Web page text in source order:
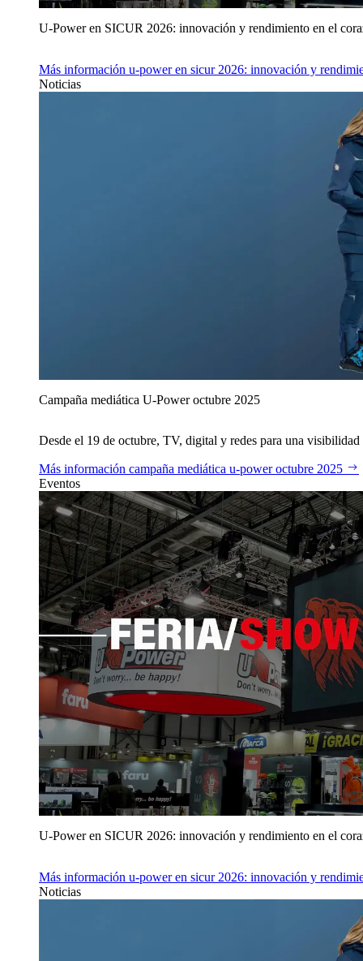
U‑Power en SICUR 2026: innovación y rendimiento en el
Más información u‑power en sicur 2026: innovación y
Noticias
Campaña mediática U‑Power octubre 2025
Desde el 19 de octubre, TV, digital y redes para una
Más información campaña mediática u‑power octubre 2025
Eventos
U‑Power en SICUR 2026: innovación y rendimiento en el
Más información u‑power en sicur 2026: innovación y
Noticias